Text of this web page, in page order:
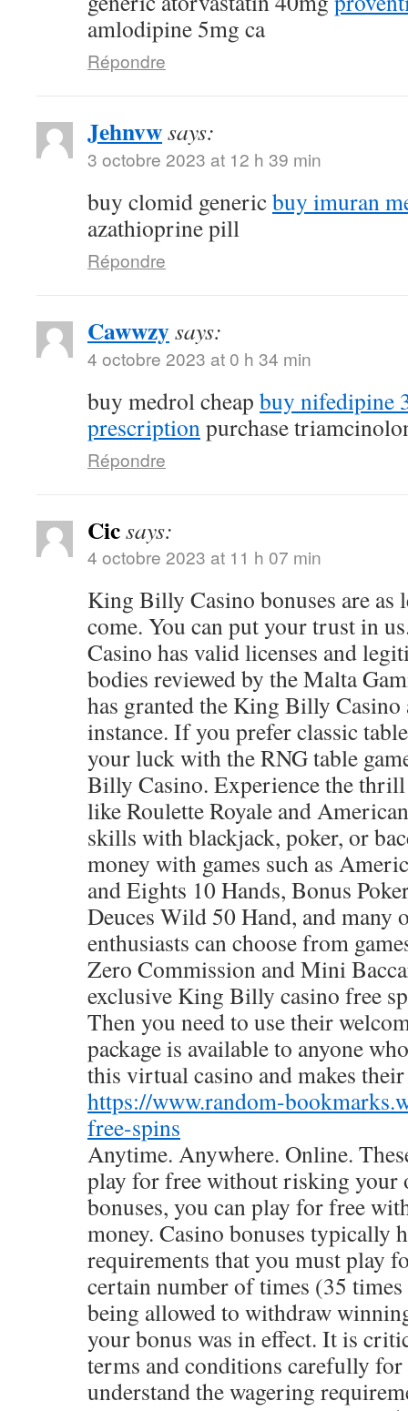
amlodipine 5mg ca
Répondre
Jehnvwsays:
3 octobre 2023 at 12 h 39 min
buy clomid genericbuy imuran
azathioprine pill
Répondre
Cawwzysays:
4 octobre 2023 at 0 h 34 min
buy medrol cheap buy nifedipine
prescriptionpurchase
Répondre
Cicsays:
4 octobre 2023 at 11 h 07 min
King Billy Casino bonuses are as
come. You can put your trust in
Casino has valid licenses and
bodies reviewed by the Malta
has granted the King Billy Casino
instance. If you prefer classic
your luck with the RNG table
Billy Casino. Experience the
like Roulette Royale and
skills with blackjack, poker, or
money with games such as
and Eights 10 Hands, Bonus
Deuces Wild 50 Hand, and many
enthusiasts can choose from
Zero Commission and Mini
exclusive King Billy casino free
Then you need to use their
package is available to anyone
this virtual casino and makes
https://www.random-
free-spins
Anytime. Anywhere. Online.
play for free without risking your
bonuses, you can play for free
money. Casino bonuses typically
requirements that you must play
certain number of times (35 times
being allowed to withdraw
your bonus was in effect. It is
terms and conditions carefully for
understand the wagering